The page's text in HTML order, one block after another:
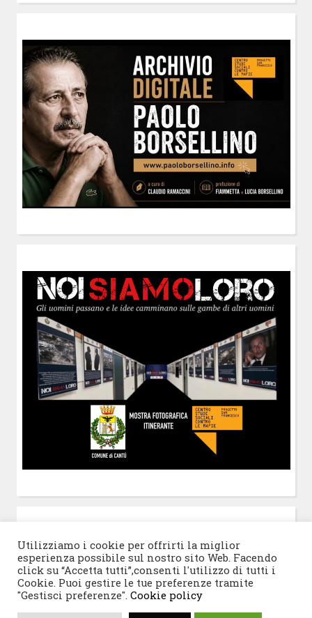
© 2026 Progetto San Francesco |Tema WordPress:
Utilizziamo i cookie per offrirti la miglior
esperienza possibile sul nostro sito Web. Facendo
click su “Accetta tutti”,consenti l'utilizzo di tutti i
Cookie. Puoi gestire le tue preferenze tramite
"Gestisci preferenze". Cookie policy